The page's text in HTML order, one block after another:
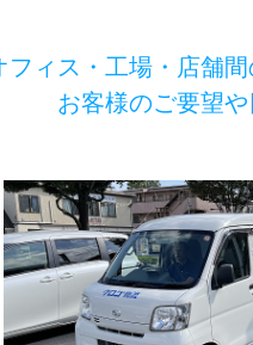
フィス・工場・店舗
お客様のご要望